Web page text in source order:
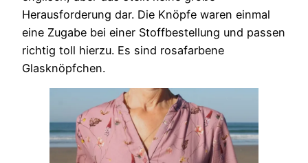
Herausforderung dar. Die Knöpfe waren einmal
eine Zugabe bei einer Stoffbestellung und passen
richtig toll hierzu. Es sind rosafarbene
Glasknöpfchen.